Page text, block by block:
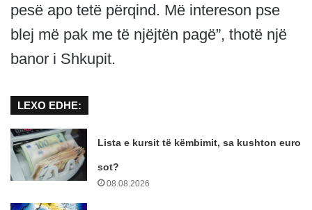
pesë apo tetë përqind. Më intereson pse
blej më pak me të njëjtën pagë”, thotë një
banor i Shkupit.
LEXO EDHE:
Lista e kursit të këmbimit, sa kushton euro
sot?
08.08.2026